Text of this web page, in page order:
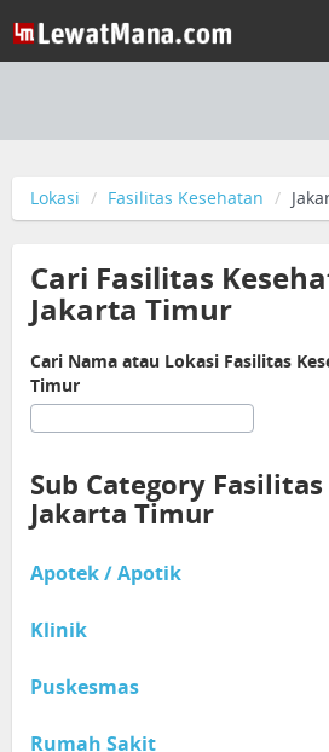
Lokasi Fasilitas Kesehatan
Cari Fasilitas
Jakarta Timur
Cari Nama atau Lokasi Fasilitas
Timur
Sub Category
Jakarta Timur
Apotek / Apotik
Klinik
Puskesmas
Rumah Sakit